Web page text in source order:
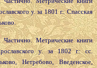
у. за 1801 г.: Спасская
Метрические книги
у. за 1802 г.: сс.
Нетребово, Введенское,